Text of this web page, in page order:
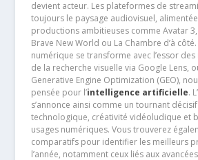
devient acteur. Les plateformes de
toujours le paysage audiovisuel,
productions ambitieuses comme Avatar
Brave New World ou La Chambre d’à
numérique se transforme avec l’essor
de la recherche visuelle via Google Lens,
Generative Engine Optimization (GEO),
pensée pour l’intelligence artificielle.
s’annonce ainsi comme un tournant
technologique, créativité vidéoludique et
usages numériques. Vous trouverez
comparatifs pour identifier les meilleurs
l’année, notamment ceux liés aux